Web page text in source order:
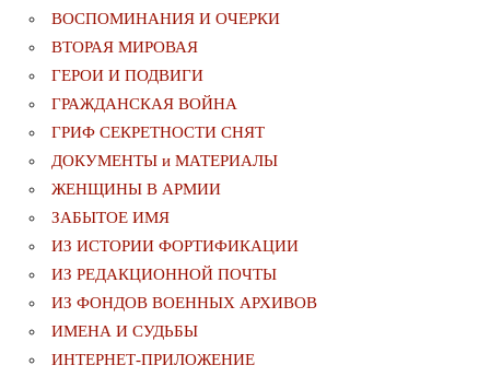
ВОСПОМИНАНИЯ И ОЧЕРКИ
ВТОРАЯ МИРОВАЯ
ГЕРОИ И ПОДВИГИ
ГРАЖДАНСКАЯ ВОЙНА
ГРИФ СЕКРЕТНОСТИ СНЯТ
ДОКУМЕНТЫ и МАТЕРИАЛЫ
ЖЕНЩИНЫ В АРМИИ
ЗАБЫТОЕ ИМЯ
ИЗ ИСТОРИИ ФОРТИФИКАЦИИ
ИЗ РЕДАКЦИОННОЙ ПОЧТЫ
ИЗ ФОНДОВ ВОЕННЫХ АРХИВОВ
ИМЕНА И СУДЬБЫ
ИНТЕРНЕТ-ПРИЛОЖЕНИЕ